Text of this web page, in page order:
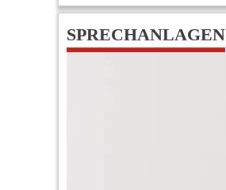
SPRECHANLAGEN